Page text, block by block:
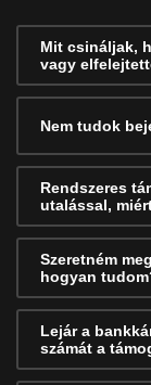
Mit csináljak,
vagy
Nem tudok
Rendszeres
utalással,
Szeretném
hogyan
Lejár a
számát a